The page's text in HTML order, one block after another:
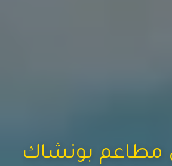
5 من مطاعم بونشاك